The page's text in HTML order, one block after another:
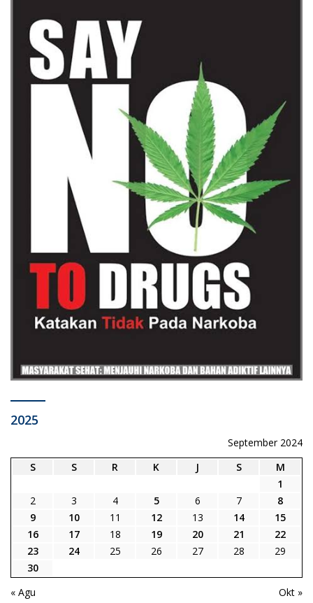
2025
September 2024
S
S R K J S
M
1
2
3 4 5 6 7
8
9
10 11 12 13 14
15
16
17 18 19 20 21
22
23
24 25 26 27 28
29
30
« Agu
Okt »